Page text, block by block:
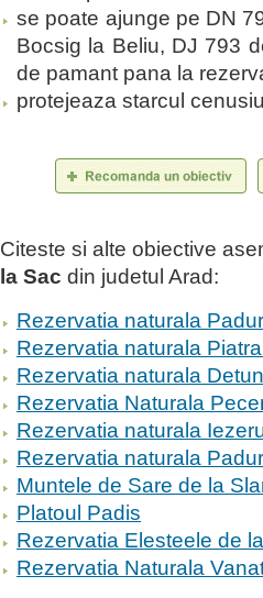
se poate ajunge pe DN
Bocsig la Beliu, DJ 793
de pamant pana la
protejeaza starcul
Citeste si alte obiective
la Sac din judetul Arad:
Rezervatia naturala
Rezervatia naturala
Rezervatia naturala
Rezervatia Naturala
Rezervatia naturala
Rezervatia naturala
Muntele de Sare de la
Platoul Padis
Rezervatia Elesteele de
Rezervatia Naturala